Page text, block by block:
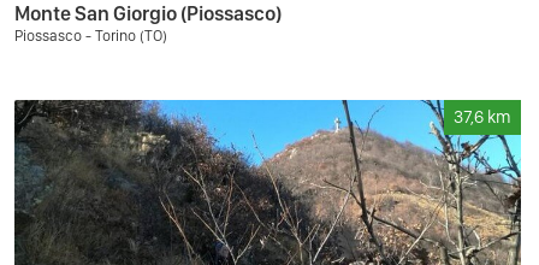
Monte San Giorgio (Piossasco)
Piossasco - Torino (TO)
37,6 km